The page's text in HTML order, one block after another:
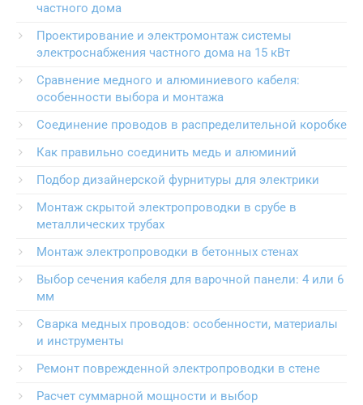
частного дома
Проектирование и электромонтаж системы
электроснабжения частного дома на 15 кВт
Сравнение медного и алюминиевого кабеля:
особенности выбора и монтажа
Соединение проводов в распределительной коробке
Как правильно соединить медь и алюминий
Подбор дизайнерской фурнитуры для электрики
Монтаж скрытой электропроводки в срубе в
металлических трубах
Монтаж электропроводки в бетонных стенах
Выбор сечения кабеля для варочной панели: 4 или 6
мм
Сварка медных проводов: особенности, материалы
и инструменты
Ремонт поврежденной электропроводки в стене
Расчет суммарной мощности и выбор